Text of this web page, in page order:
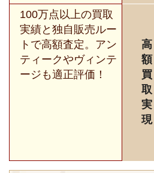
100万点以上の買取
実績と独自販売ルー
トで高額査定。アン
ティークやヴィンテ
ージも適正評価！
高
額
買
取
実
現